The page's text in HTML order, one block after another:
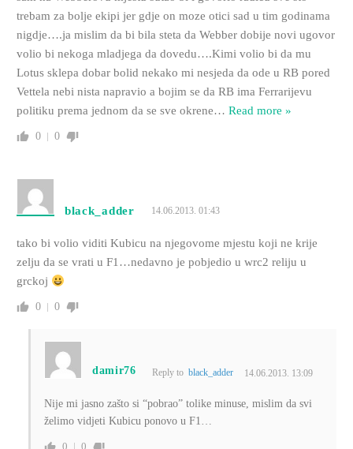
trebam za bolje ekipi jer gdje on moze otici sad u tim godinama
nigdje….ja mislim da bi bila steta da Webber dobije novi ugovor
volio bi nekoga mladjega da dovedu….Kimi volio bi da mu
Lotus sklepa dobar bolid nekako mi nesjeda da ode u RB pored
Vettela nebi nista napravio a bojim se da RB ima Ferrarijevu
politiku prema jednom da se sve okrene… Read more »
0 0
black_adder 14.06.2013. 01:43
tako bi volio viditi Kubicu na njegovome mjestu koji ne krije
zelju da se vrati u F1…nedavno je pobjedio u wrc2 reliju u
grckoj
0 0
damir76 Reply to black_adder 14.06.2013. 13:09
Nije mi jasno zašto si “pobrao” tolike minuse, mislim da svi
želimo vidjeti Kubicu ponovo u F1…
0 0